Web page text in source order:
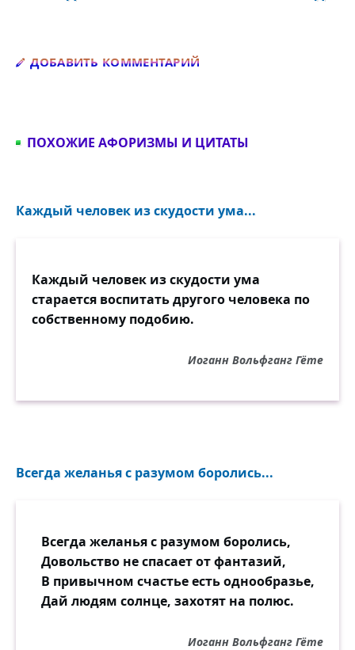
ДОБАВИТЬ КОММЕНТАРИЙ
ПОХОЖИЕ АФОРИЗМЫ И ЦИТАТЫ
Каждый человек из скудости ума...
Каждый человек из скудости ума
старается воспитать другого человека по
собственному подобию.
Иоганн Вольфганг Гёте
Всегда желанья с разумом боролись...
Всегда желанья с разумом боролись,
Довольство не спасает от фантазий,
В привычном счастье есть однообразье,
Дай людям солнце, захотят на полюс.
Иоганн Вольфганг Гёте